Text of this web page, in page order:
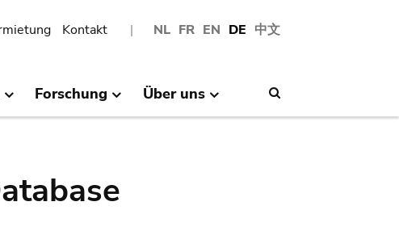
NL FR EN DE 中文
Kontakt
Forschung Über uns